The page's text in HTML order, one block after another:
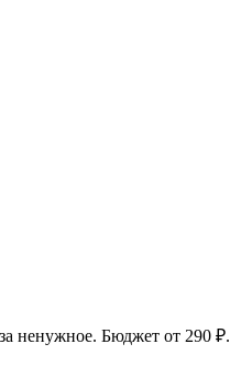
ненужное. Бюджет от 290 ₽.